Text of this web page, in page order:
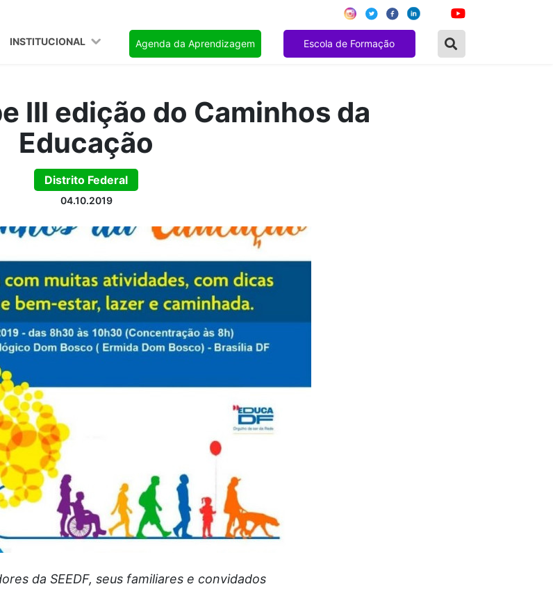
INSTITUCIONAL Agenda da Aprendizagem Escola de Formação
III edição do Caminhos da
Educação
Distrito Federal
04.10.2019
da SEEDF, seus familiares e convidados